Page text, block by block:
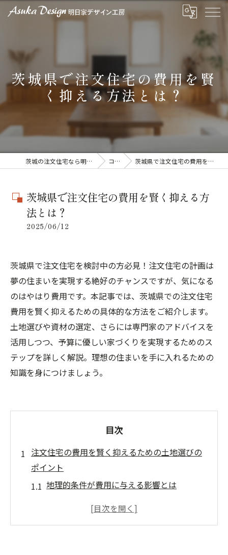
茨城県で注文住宅の費用を賢
く抑える方法とは？
茨城の注文住宅なら明日家デザイン工房 コラム 茨城県で注文住宅の費用を賢く抑える方法とは？
茨城県で注文住宅の費用を賢く抑える方
法とは？
2025/06/12
茨城県で注文住宅を検討中の方必見！注文住宅の計画は
夢の住まいを実現する絶好のチャンスですが、気になる
のはやはり費用です。本記事では、茨城県での注文住宅
費用を賢く抑えるための具体的な方法をご紹介します。
土地選びや資材の選定、さらには専門家のアドバイスを
活用しつつ、予算に優しい家づくりを実現するためのス
テップを詳しく解説。理想の住まいを手に入れるための
知識を身につけましょう。
目次
注文住宅の費用を賢く抑えるための土地選びの
ポイント
地理的条件が費用に与える影響とは
整地費用を抑えるための土地形状選び